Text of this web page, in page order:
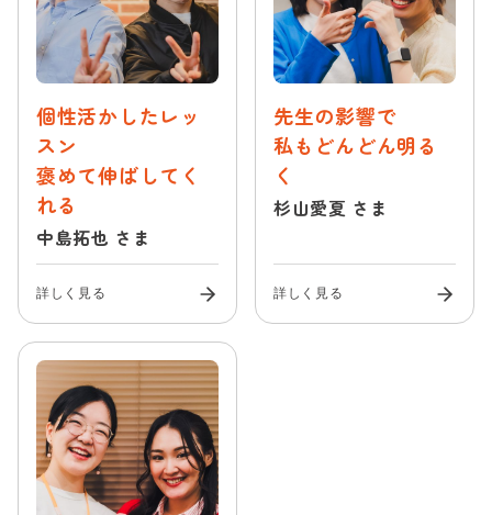
大人（40代以上）のボーカルコース
趣味で歌を楽しむコース
カラオケ上達コース
ミックスボイス習得コース
R&Bコース
渋谷宮益坂校
赤羽南口校
赤羽本校
銀座校
吉祥寺北口校
Beeボーカルスクール
Beeギタースクール
Beeピアノスクール
Beeボイススクール
Beeベーススクール
個性活かしたレッ
スン
褒めて伸ばしてく
れる
中島拓也 さま
詳しく見る
先生の影響で
私もどんどん明る
く
杉山愛夏 さま
詳しく見る